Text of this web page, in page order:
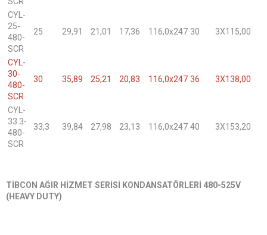
CYL-
25-
480-
SCR
25 29,91 21,01 17,36 116,0x247 30 3X115,00
CYL-
30-
480-
SCR
30 35,89 25,21 20,83 116,0x247 36 3X138,00
CYL-
33.3-
480-
SCR
33,3 39,84 27,98 23,13 116,0x247 40 3X153,20
TİBCON AĞIR HİZMET SERİSİ KONDANSATÖRLERİ 480-525V
(HEAVY DUTY)